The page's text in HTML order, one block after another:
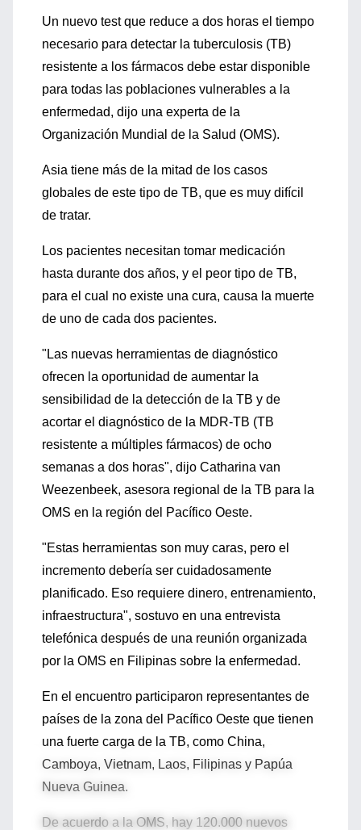
Un nuevo test que reduce a dos horas el tiempo
necesario para detectar la tuberculosis (TB)
resistente a los fármacos debe estar disponible
para todas las poblaciones vulnerables a la
enfermedad, dijo una experta de la
Organización Mundial de la Salud (OMS).
Asia tiene más de la mitad de los casos
globales de este tipo de TB, que es muy difícil
de tratar.
Los pacientes necesitan tomar medicación
hasta durante dos años, y el peor tipo de TB,
para el cual no existe una cura, causa la muerte
de uno de cada dos pacientes.
"Las nuevas herramientas de diagnóstico
ofrecen la oportunidad de aumentar la
sensibilidad de la detección de la TB y de
acortar el diagnóstico de la MDR-TB (TB
resistente a múltiples fármacos) de ocho
semanas a dos horas", dijo Catharina van
Weezenbeek, asesora regional de la TB para la
OMS en la región del Pacífico Oeste.
"Estas herramientas son muy caras, pero el
incremento debería ser cuidadosamente
planificado. Eso requiere dinero, entrenamiento,
infraestructura", sostuvo en una entrevista
telefónica después de una reunión organizada
por la OMS en Filipinas sobre la enfermedad.
En el encuentro participaron representantes de
países de la zona del Pacífico Oeste que tienen
una fuerte carga de la TB, como China,
Camboya, Vietnam, Laos, Filipinas y Papúa
Nueva Guinea.
De acuerdo a la OMS, hay 120.000 nuevos